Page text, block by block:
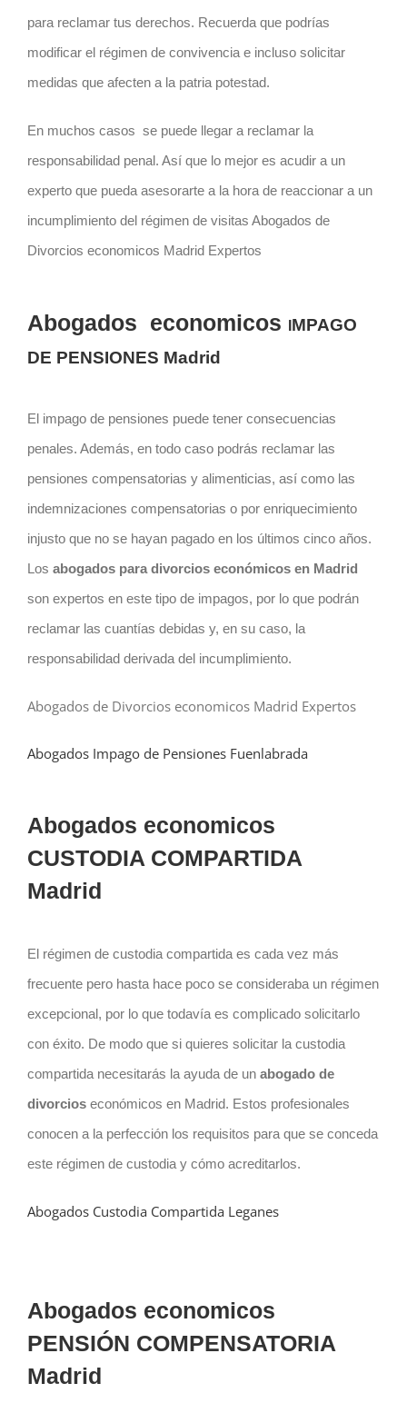
para reclamar tus derechos. Recuerda que podrías
modificar el régimen de convivencia e incluso solicitar
medidas que afecten a la patria potestad.
En muchos casos se puede llegar a reclamar la
responsabilidad penal. Así que lo mejor es acudir a un
experto que pueda asesorarte a la hora de reaccionar a un
incumplimiento del régimen de visitas Abogados de
Divorcios economicos Madrid Expertos
Abogados economicos MPAGO
DE PENSIONES Madrid
El impago de pensiones puede tener consecuencias
penales. Además, en todo caso podrás reclamar las
pensiones compensatorias y alimenticias, así como las
indemnizaciones compensatorias o por enriquecimiento
injusto que no se hayan pagado en los últimos cinco años.
Los abogados para divorcios económicos en Madrid
son expertos en este tipo de impagos, por lo que podrán
reclamar las cuantías debidas y, en su caso, la
responsabilidad derivada del incumplimiento.
Abogados de Divorcios economicos Madrid Expertos
Abogados Impago de Pensiones Fuenlabrada
Abogados economicos
CUSTODIA COMPARTIDA
Madrid
El régimen de custodia compartida es cada vez más
frecuente pero hasta hace poco se consideraba un régimen
excepcional, por lo que todavía es complicado solicitarlo
con éxito. De modo que si quieres solicitar la custodia
compartida necesitarás la ayuda de un abogado de
divorcioseconómicos en Madrid. Estos profesionales
conocen a la perfección los requisitos para que se conceda
este régimen de custodia y cómo acreditarlos.
Abogados Custodia Compartida Leganes
Abogados economicos
PENSIÓN COMPENSATORIA
Madrid